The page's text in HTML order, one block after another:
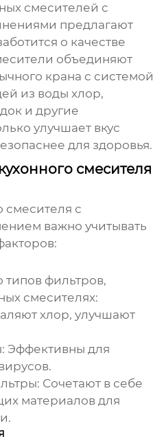
смесителей с
предлагают
о качестве
объединяют
крана с системой
из воды хлор,
и другие
улучшает вкус
для здоровья.
смесителя
смесителя с
важно учитывать
типов фильтров,
смесителях:
хлор, улучшают
Эффективны для
Сочетают в себе
материалов для